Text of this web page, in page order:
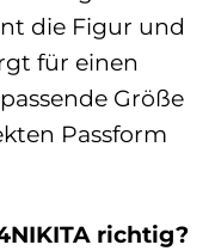
die Figur und
für einen
Größe
Passform
richtig?